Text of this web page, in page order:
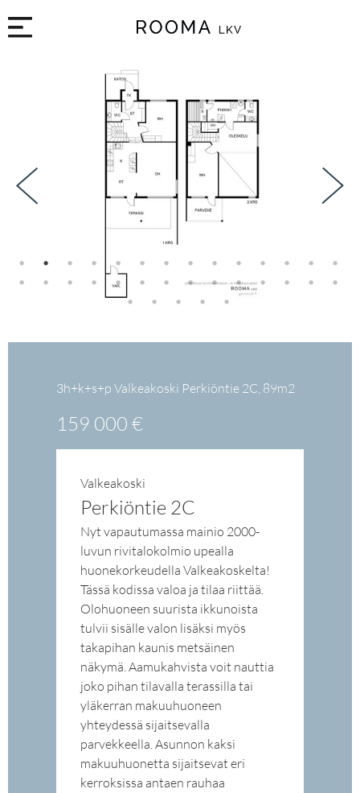
1 2 3 4 5 6 7 8 9 10 11 12 13
14
15
16 17 18 19 20 21 22 23 24 25 26 27
28
29
30 31 32 33
3h+k+s+p Valkeakoski Perkiöntie 2C, 89m2
159 000 €
Valkeakoski
Perkiöntie 2C
Nyt vapautumassa mainio 2000-
luvun rivitalokolmio upealla
huonekorkeudella Valkeakoskelta!
Tässä kodissa valoa ja tilaa riittää.
Olohuoneen suurista ikkunoista
tulvii sisälle valon lisäksi myös
takapihan kaunis metsäinen
näkymä. Aamukahvista voit nauttia
joko pihan tilavalla terassilla tai
yläkerran makuuhuoneen
yhteydessä sijaitsevalla
parvekkeella. Asunnon kaksi
makuuhuonetta sijaitsevat eri
kerroksissa antaen rauhaa